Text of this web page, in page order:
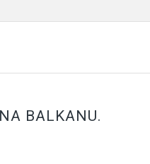
BALKANU.